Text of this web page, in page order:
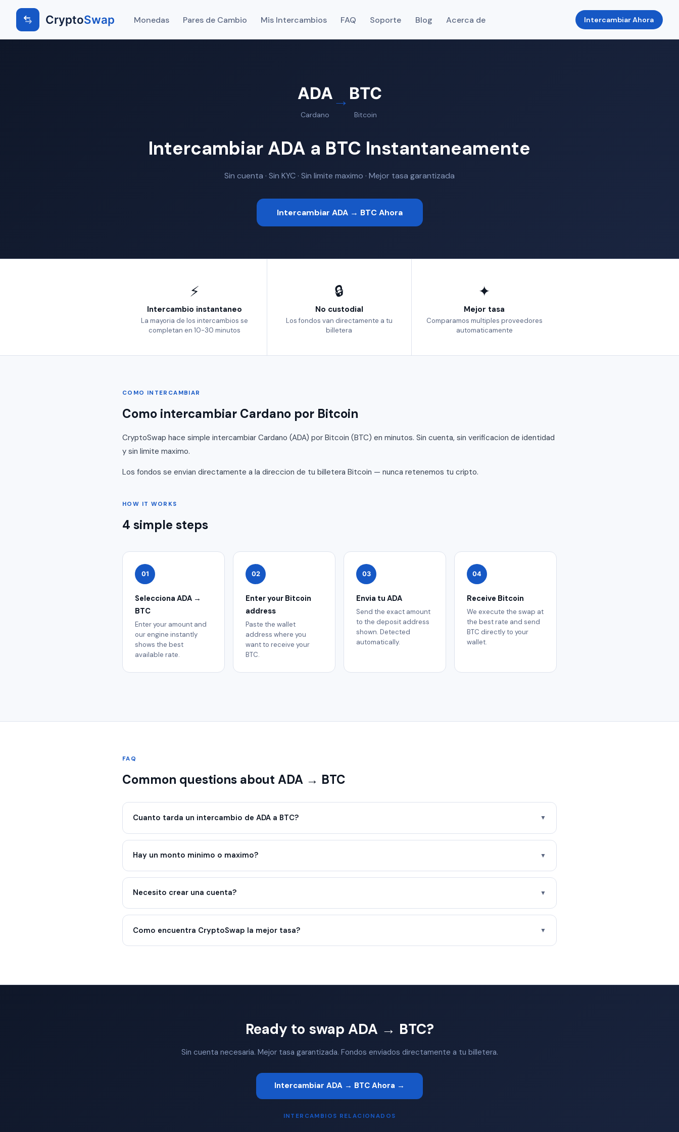
CryptoSwap Monedas Pares de Cambio Mis Intercambios FAQ Soporte Blog Acerca de Intercambiar Ahora
ADA
Cardano
→ BTC
Bitcoin
Intercambiar ADA a BTC Instantaneamente
Sin cuenta · Sin KYC · Sin limite maximo · Mejor tasa garantizada
Intercambiar ADA → BTC Ahora
⚡
Intercambio instantaneo
La mayoria de los intercambios se
completan en 10-30 minutos
🔒
No custodial
Los fondos van directamente a tu
billetera
✦
Mejor tasa
Comparamos multiples proveedores
automaticamente
COMO INTERCAMBIAR
Como intercambiar Cardano por Bitcoin
CryptoSwap hace simple intercambiar Cardano (ADA) por Bitcoin (BTC) en minutos. Sin cuenta, sin verificacion de identidad
y sin limite maximo.
Los fondos se envian directamente a la direccion de tu billetera Bitcoin — nunca retenemos tu cripto.
HOW IT WORKS
4 simple steps
01
Selecciona ADA →
BTC
Enter your amount and
our engine instantly
shows the best
available rate.
02
Enter your Bitcoin
address
Paste the wallet
address where you
want to receive your
BTC.
03
Envia tu ADA
Send the exact amount
to the deposit address
shown. Detected
automatically.
04
Receive Bitcoin
We execute the swap at
the best rate and send
BTC directly to your
wallet.
FAQ
Common questions about ADA → BTC
Cuanto tarda un intercambio de ADA a BTC? ▼
Hay un monto minimo o maximo? ▼
Necesito crear una cuenta? ▼
Como encuentra CryptoSwap la mejor tasa? ▼
Ready to swap ADA → BTC?
Sin cuenta necesaria. Mejor tasa garantizada. Fondos enviados directamente a tu billetera.
Intercambiar ADA → BTC Ahora →
INTERCAMBIOS RELACIONADOS